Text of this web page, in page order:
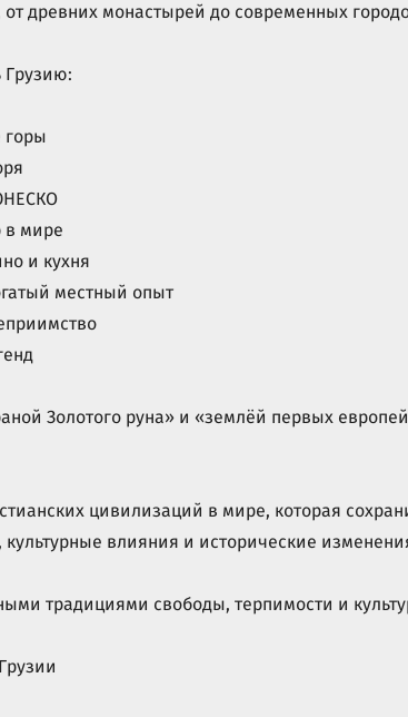
древних монастырей до современных
Грузию:
горы
в мире
и кухня
местный опыт
Золотого руна» и «землёй первых
цивилизаций в мире, которая
влияния и исторические
традициями свободы, терпимости и